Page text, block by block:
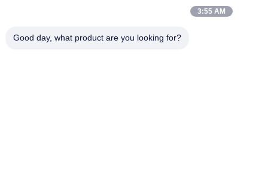
3:55 AM
Good day, what product are you looking for?